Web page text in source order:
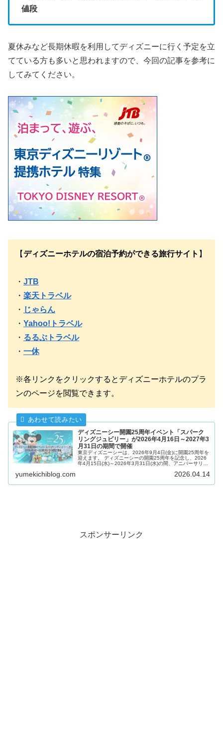
値段
夏休みなど長期休暇を利用してディズニーに行く予定を立
てている方も多いと思われますので、今回の記事を参考に
してみてください。
【ディズニーホテルの宿泊予約ができる旅行サイト 】
・ JTB
・ 楽天トラベル
・ じゃらん
・ Yahoo!トラベル
・ るるぶトラベル
・ 一休
※各リンクをクリックするとディズニーホテルのプラ
ンのページを閲覧できます。
ディズニーシー開園25周年イベント「スパーク
リングジュビリー」が2026年4月16日～2027年3
月31日の期間で開催
東京ディズニーシーは、2026年9月4日(金)に開園25周年を
迎えます。 ディズニーシーの開園25周年を記念し、2026
年4月15日(水)～2026年3月31日(水)の間、アニバーサリー
yumekichiblog.com 2026.04.14
スポンサーリンク